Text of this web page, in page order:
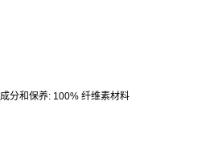
成分和保养: 100% 纤维素材料